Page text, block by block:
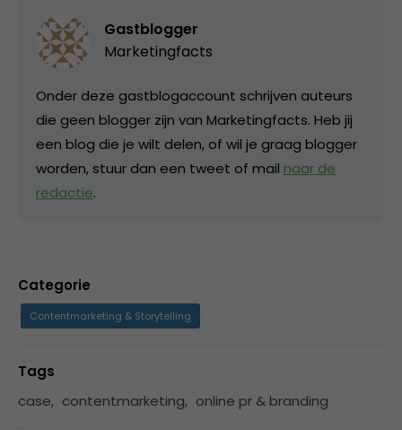
Gastblogger
Marketingfacts
Onder deze gastblogaccount schrijven auteurs
die geen blogger zijn van Marketingfacts. Heb jij
een blog die je wilt delen, of wil je graag blogger
worden, stuur dan een tweet of mail naar de
redactie.
Categorie
Contentmarketing & Storytelling
Tags
case, contentmarketing, online pr & branding